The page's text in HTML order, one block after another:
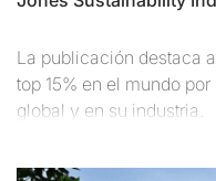
La publicación destaca
top 15% en el mundo
global y en su industria.